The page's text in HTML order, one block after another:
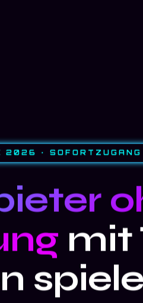
2026 · SOFORTZUGANG
mit